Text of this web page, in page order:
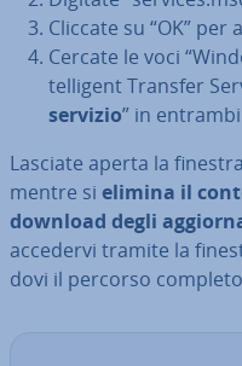
Cliccate su “OK”
Cercate le voci
tel­li­gent Transfer
servizio” in
Lasciate aperta la
mentre si elimina il
download degli
accedervi tramite la
do­vi il percorso